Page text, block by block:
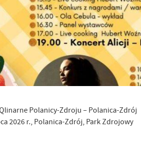
Polanicy-Zdroju – Polanica-Zdrój
2026 r., Polanica-Zdrój, Park Zdrojowy